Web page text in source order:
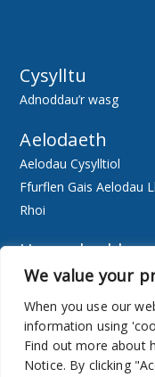
We value your
When you use our
information using
Find out more about
Notice. By clicking
Cysylltu
Adnoddau’r wasg
Aelodaeth
Aelodau Cysylltiol
Ffurflen Gais Aelodau
Rhoi
Hygyrchedd
Ewch Ar-lein